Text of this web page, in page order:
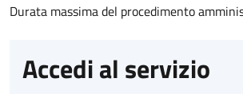
Durata massima del procedimento
Accedi al servizio